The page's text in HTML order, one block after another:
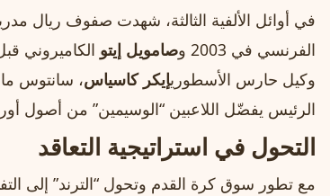
في أوائل الألفية الثالثة، شهدت صفوف ريال
الفرنسي في 2003 و
صامويل إيتو الكاميروني
وكيل حارس الأسطوريإيكر كاسياس، سانتوس
الرئيس يفضّل اللاعبين “الوسيمين” من أصول
التحول في استراتيجية التعاقد
مع تطور سوق كرة القدم وتحول “الترند” إلى